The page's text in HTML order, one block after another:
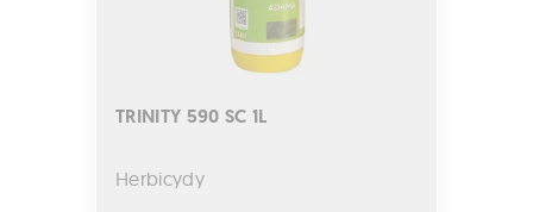
TRINITY 590 SC 1L
Herbicydy